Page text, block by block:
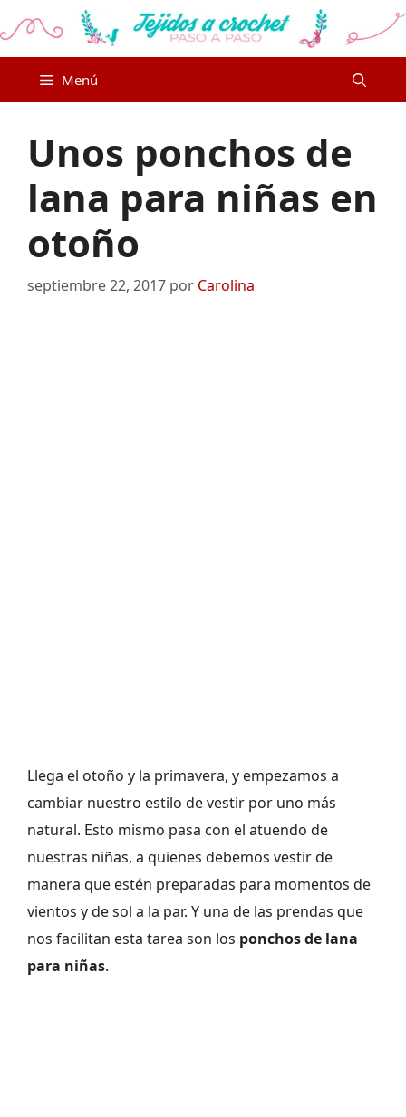
al
Menú
Unos ponchos de
lana para niñas en
otoño
septiembre 22, 2017 por Carolina
Llega el otoño y la primavera, y empezamos a
cambiar nuestro estilo de vestir por uno más
natural. Esto mismo pasa con el atuendo de
nuestras niñas, a quienes debemos vestir de
manera que estén preparadas para momentos de
vientos y de sol a la par. Y una de las prendas que
nos facilitan esta tarea son los ponchos de lana
para niñas.